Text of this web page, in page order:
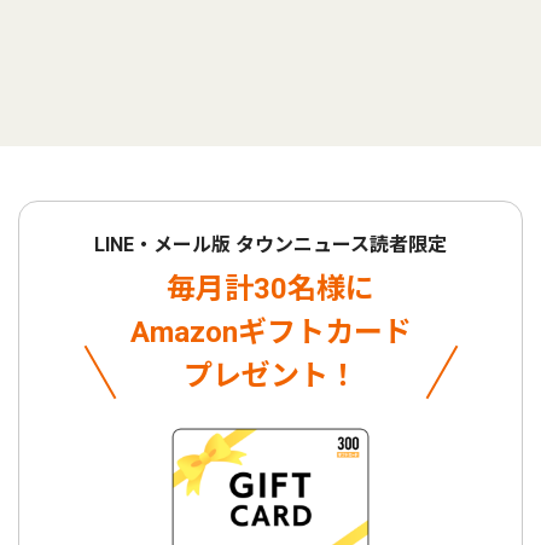
LINE・メール版 タウンニュース読者限定
毎月計30名様に
Amazonギフトカード
プレゼント！